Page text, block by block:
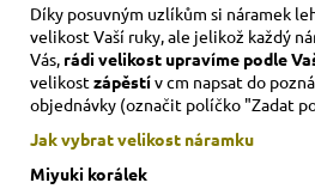
Díky posuvným uzlíkům si náramek
velikost Vaší ruky, ale jelikož každý
Vás, rádi velikost upravíme podle
velikostzápěstív cm napsat do
objednávky (označit políčko "Zadat
Jak vybrat velikost náramku
Miyuki korálek